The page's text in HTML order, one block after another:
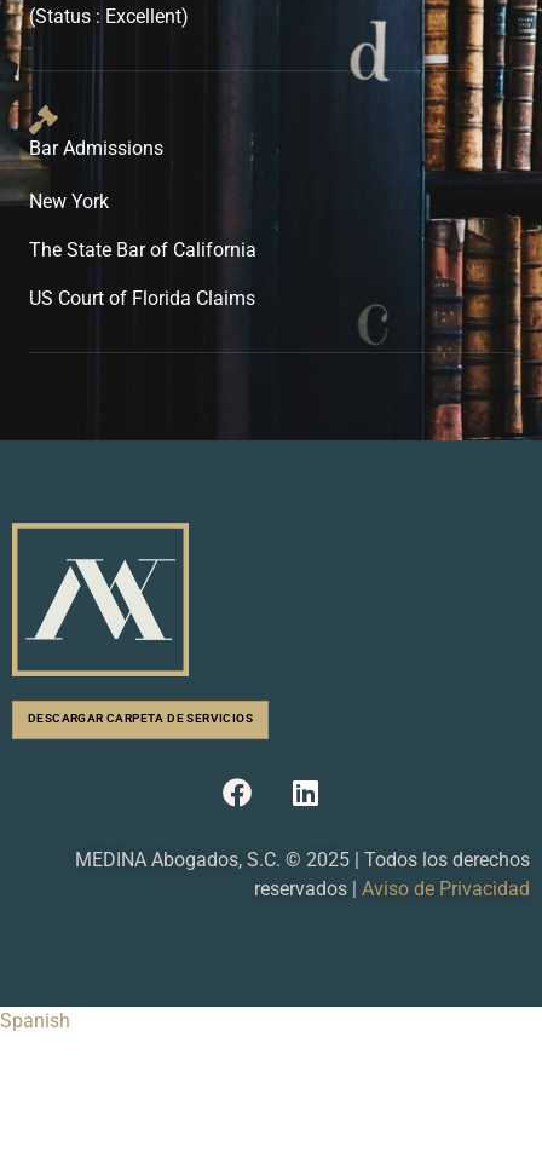
(Status : Excellent)
Bar Admissions
New York
The State Bar of California
US Court of Florida Claims
DESCARGAR CARPETA DE SERVICIOS
F
a
e
L
i
k
e
MEDINA Abogados, S.C. © 2025 | Todos los derechos
reservados | Aviso de Privacidad
Spanish